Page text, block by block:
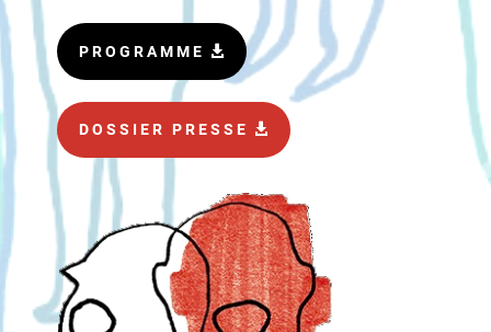
PROGRAMME
DOSSIER PRESSE